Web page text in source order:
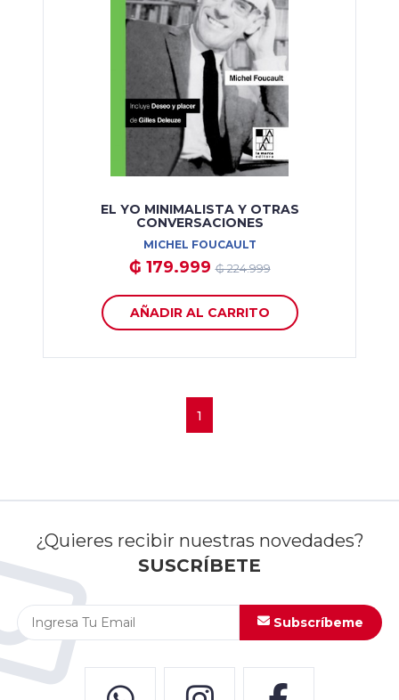
EL YO MINIMALISTA Y OTRAS
CONVERSACIONES
MICHEL FOUCAULT
₲ 179.999₲ 224.999
AÑADIR AL CARRITO
1
¿Quieres recibir nuestras novedades?
SUSCRÍBETE
Subscríbeme